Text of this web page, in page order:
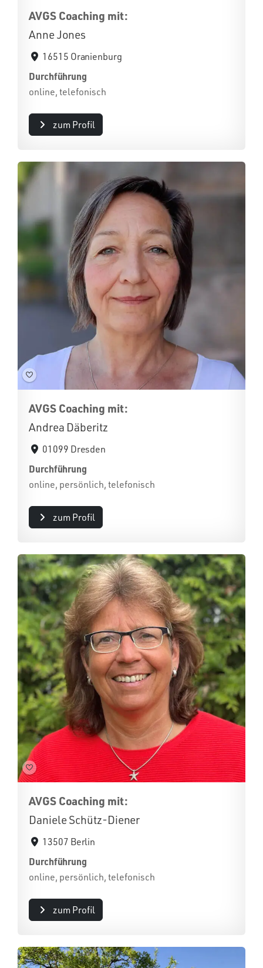
AVGS Coaching mit:
Anne Jones
16515 Oranienburg
Durchführung
online, telefonisch
zum Profil
AVGS Coaching mit:
Andrea Däberitz
01099 Dresden
Durchführung
online, persönlich, telefonisch
zum Profil
AVGS Coaching mit:
Daniele Schütz-Diener
13507 Berlin
Durchführung
online, persönlich, telefonisch
zum Profil